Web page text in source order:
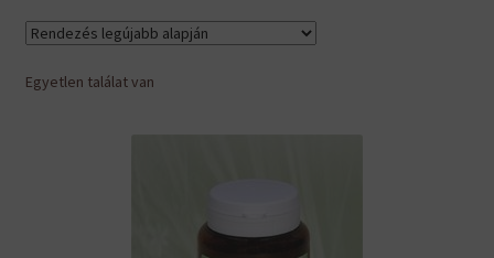
Gyártók
Hírek
Egyetlen találat van